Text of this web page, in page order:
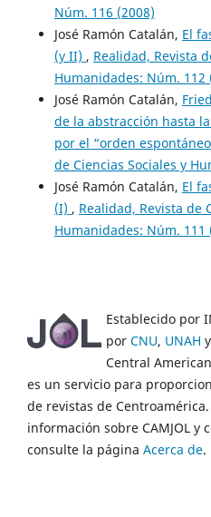
Núm. 116 (2008)
José Ramón Catalán, El
(y II) , Realidad, Revista
Humanidades: Núm. 112
José Ramón Catalán,
de la abstracción hasta
por el “orden
de Ciencias Sociales y
José Ramón Catalán, El
(I) , Realidad, Revista de
Humanidades: Núm. 111
Establecido por
por CNU, UNAH y
Central
es un servicio para
de revistas de
información sobre CAMJOL y
consulte la página Acerca de.